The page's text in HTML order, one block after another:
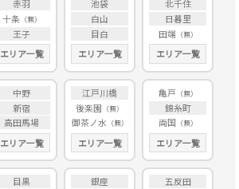
赤羽
十条
王子
エリア一覧
池袋
白山
目白
エリア一覧
北千住
日暮里
田端
エリア一覧
中野
新宿
高田馬場
エリア一覧
江戸川橋
後楽園
御茶ノ水
エリア一覧
亀戸
錦糸町
両国
エリア一覧
目黒
銀座
五反田